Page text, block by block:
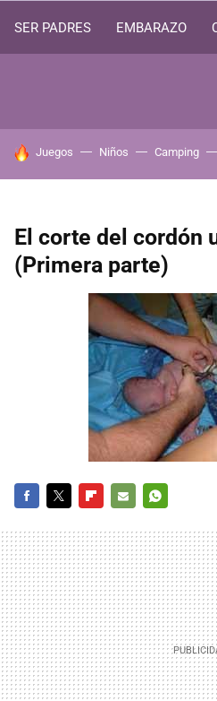
SER PADRES EMBARAZO
HOY SE HABLA DE
Juegos Niños Camping
El corte del cordón
(Primera parte)
MAIL